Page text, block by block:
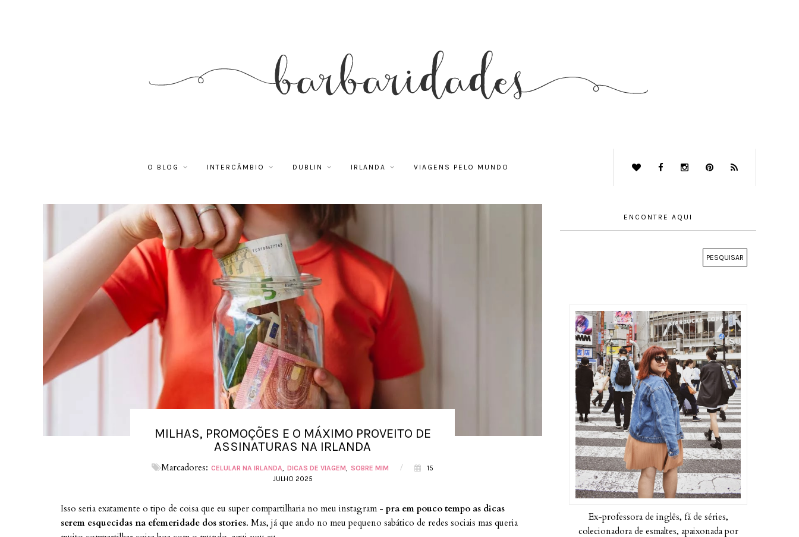
O BLOG INTERCÂMBIO DUBLIN IRLANDA VIAGENS PELO MUNDO
MILHAS, PROMOÇÕES E O MÁXIMO PROVEITO DE
ASSINATURAS NA IRLANDA
Marcadores: CELULAR NA IRLANDA DICAS DE VIAGEM SOBRE MIM /
15
JULHO 2025
Isso seria exatamente o tipo de coisa que eu super compartilharia no meu instagram - pra em pouco tempo as dicas
serem esquecidas na efemeridade dos stories. Mas, já que ando no meu pequeno sabático de redes sociais mas queria
ENCONTRE AQUI
Ex-professora de inglês, fã de séries,
colecionadora de esmaltes, apaixonada por